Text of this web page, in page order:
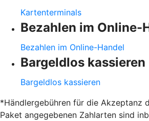
Kartenterminals
Bezahlen im Online-
Bezahlen im Online-Handel
Bargeldlos kassieren
Bargeldlos kassieren
*Händlergebühren für die Akzeptanz
Paket angegebenen Zahlarten sind